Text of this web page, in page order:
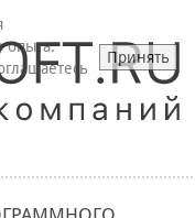
опыта.
Принять